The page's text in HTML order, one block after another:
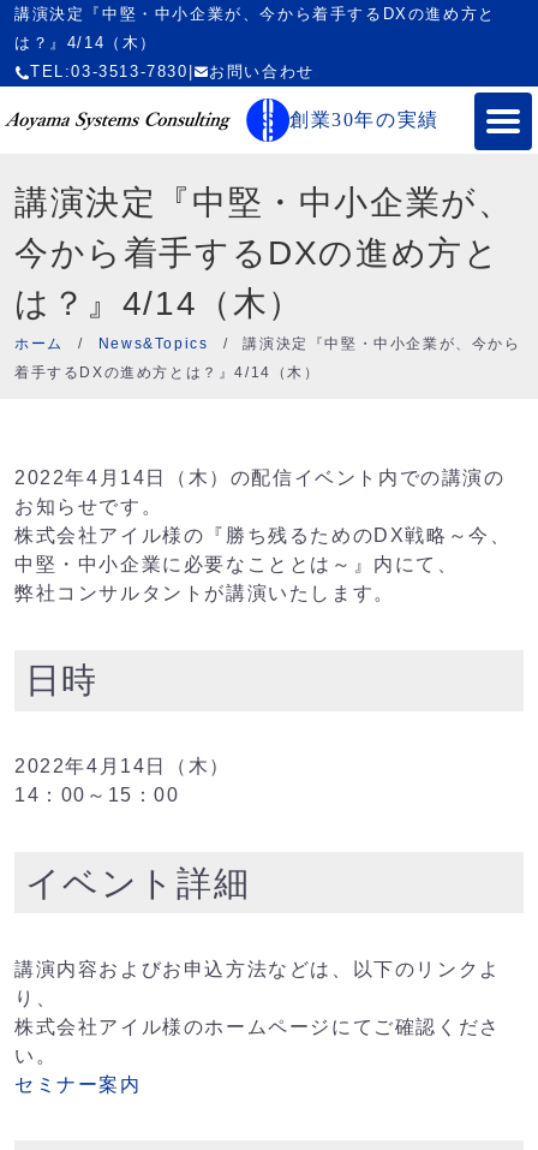
講演決定『中堅・中小企業が、今から着手するDXの進め方と
は？』4/14（木）
TEL:03-3513-7830
お問い合わせ
創業30年の実績
講演決定『中堅・中小企業が、
今から着手するDXの進め方と
は？』4/14（木）
ホーム / News&Topics /講演決定『中堅・中小企業が、今から
着手するDXの進め方とは？』4/14（木）
2022年4月14日（木）の配信イベント内での講演の
お知らせです。
株式会社アイル様の『勝ち残るためのDX戦略～今、
中堅・中小企業に必要なこととは～』内にて、
弊社コンサルタントが講演いたします。
日時
2022年4月14日（木）
14：00～15：00
イベント詳細
講演内容およびお申込方法などは、以下のリンクよ
り、
株式会社アイル様のホームページにてご確認くださ
い。
セミナー案内